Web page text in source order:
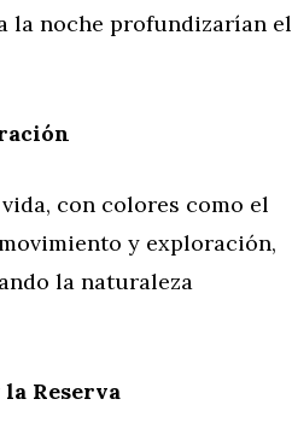
la noche profundizarían el
con colores como el
y exploración,
la naturaleza
Reserva